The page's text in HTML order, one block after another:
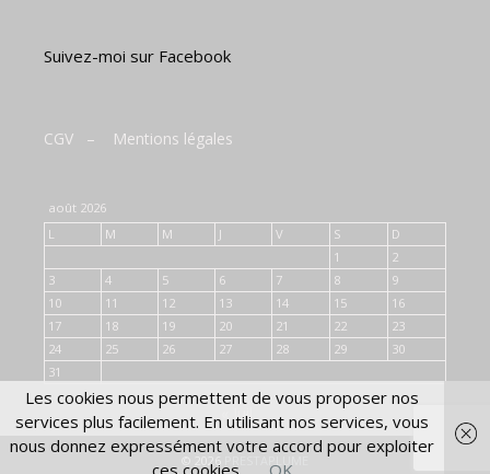
Suivez-moi sur Facebook
CGV – Mentions légales
août 2026
L
M M J V S
D
1
2
3
4 5 6 7 8
9
10
11 12 13 14 15
16
17
18 19 20 21 22
23
24
25 26 27 28 29
30
31
« Juil
© 2026
Les cookies nous permettent de vous proposer nos
services plus facilement. En utilisant nos services, vous
nous donnez expressément votre accord pour exploiter
ces cookies.
OK